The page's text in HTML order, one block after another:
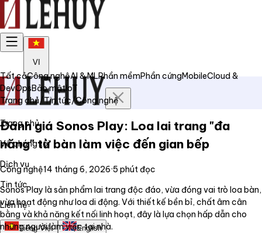
VI
Trang chủ
Về chúng tôi
Dịch vụ
Tin tức
Liên hệ
Tiếng Việt English
Tất cảCông nghệAI & MLPhần mềmPhần cứngMobileCloud &
DevOpsBảo mậtIoT
Trang chủ/Tin tức/Công nghệ
Đánh giá Sonos Play: Loa lai trang "đa
năng" từ bàn làm việc đến gian bếp
Công nghệ14 tháng 6, 2026·5 phút đọc
Sonos Play là sản phẩm lai trang độc đáo, vừa đóng vai trò loa bàn,
vừa hoạt động như loa di động. Với thiết kế bền bỉ, chất âm cân
bằng và khả năng kết nối linh hoạt, đây là lựa chọn hấp dẫn cho
những người làm việc tại nhà.